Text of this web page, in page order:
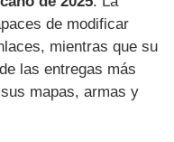
de modificar
mientras que su
las entregas más
mapas, armas y